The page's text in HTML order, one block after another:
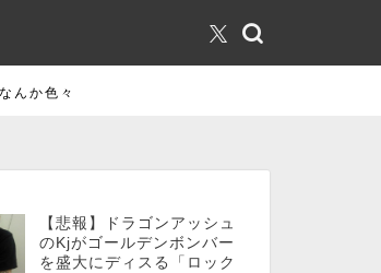
なんか色々
【悲報】ドラゴンアッシュ
のKjがゴールデンボンバー
を盛大にディスる「ロック